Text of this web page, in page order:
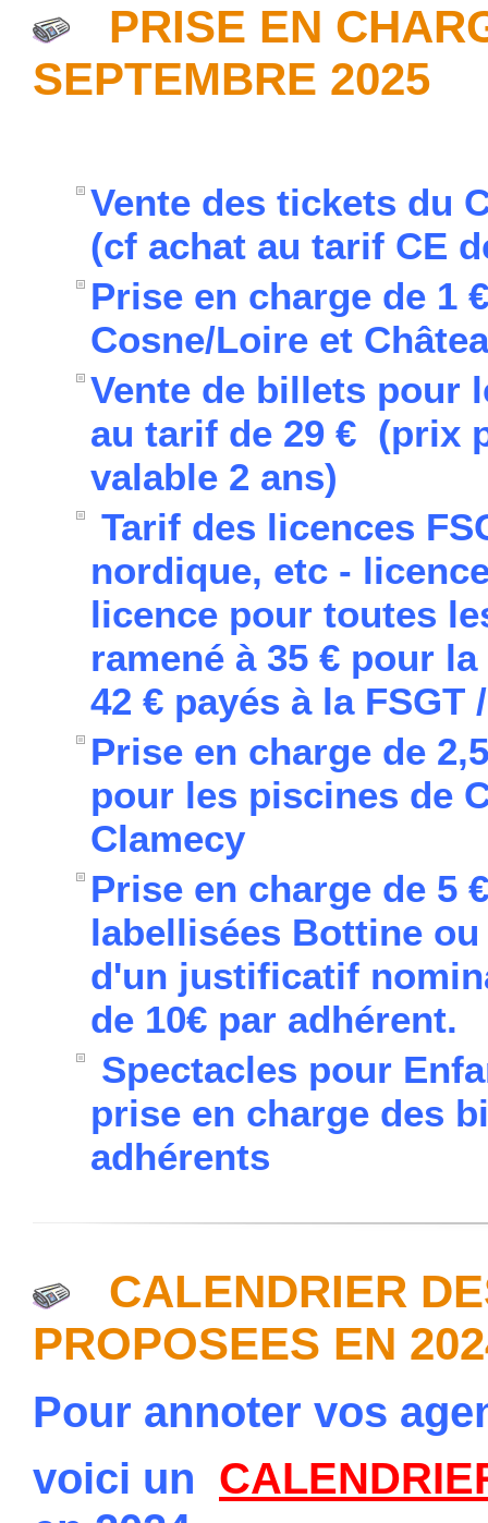
PRISE EN
SEPTEMBRE 2025
Vente des tickets du
(cf achat au tarif CE
Prise en charge de 1
Cosne/Loire et
Vente de billets pour
au tarif de 29 € (prix
valable 2 ans)
Tarif des licences
nordique, etc -
licence pour toutes
ramené à 35 € pour
42 € payés à la FSGT
Prise en charge de
pour les piscines de
Clamecy
Prise en charge de 5
labellisées Bottine
d'un justificatif
de 10€ par adhérent.
Spectacles pour
prise en charge des
adhérents
CALENDRIER
PROPOSEES EN
Pour annoter vos
voici un